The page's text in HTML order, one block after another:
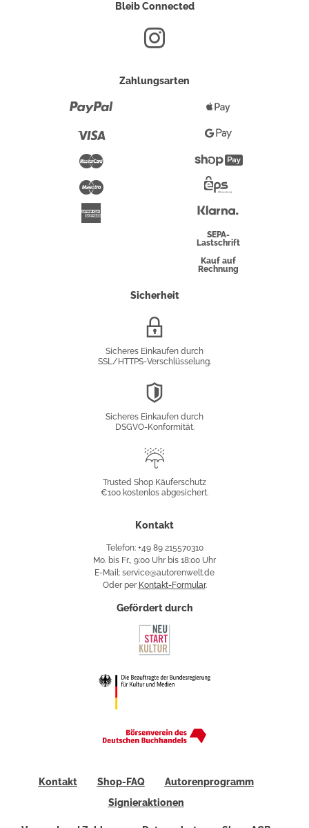
Bleib Connected
Zahlungsarten
Maestro
Pay
Google
Pay
Überweisung
SEPA-
Lastschrift
Kauf auf
Rechnung
Sicherheit
Sicheres Einkaufen durch
SSL/HTTPS-Verschlüsselung.
Sicheres Einkaufen durch
DSGVO-Konformität.
Käuferschutz
Trusted Shop Käuferschutz
€100 kostenlos abgesichert.
Kontakt
Telefon: +49 89 215570310
Mo. bis Fr., 9:00 Uhr bis 18:00 Uhr
E-Mail: service@autorenwelt.de
Oder per Kontakt-Formular.
Gefördert durch
Kontakt Shop-FAQ
Autorenprogramm
Signieraktionen